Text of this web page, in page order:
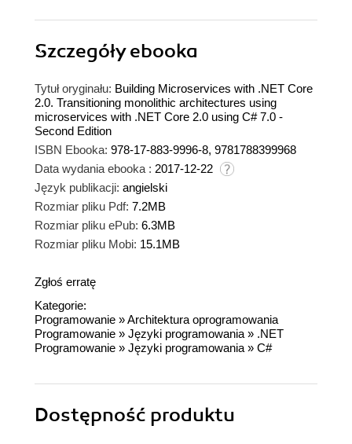
Szczegółyebooka
Tytuł oryginału: Building Microservices with .NET Core
2.0. Transitioning monolithic architectures using
microservices with .NET Core 2.0 using C# 7.0 -
Second Edition
ISBN Ebooka: 978-17-883-9996-8, 9781788399968
Data wydania ebooka : 2017-12-22
Język publikacji: angielski
Rozmiar pliku Pdf: 7.2MB
Rozmiar pliku ePub: 6.3MB
Rozmiar pliku Mobi: 15.1MB
Zgłoś erratę
Kategorie:
Programowanie »Architektura oprogramowania
Programowanie » Języki programowania » .NET
Programowanie » Języki programowania » C#
Dostępność produktu